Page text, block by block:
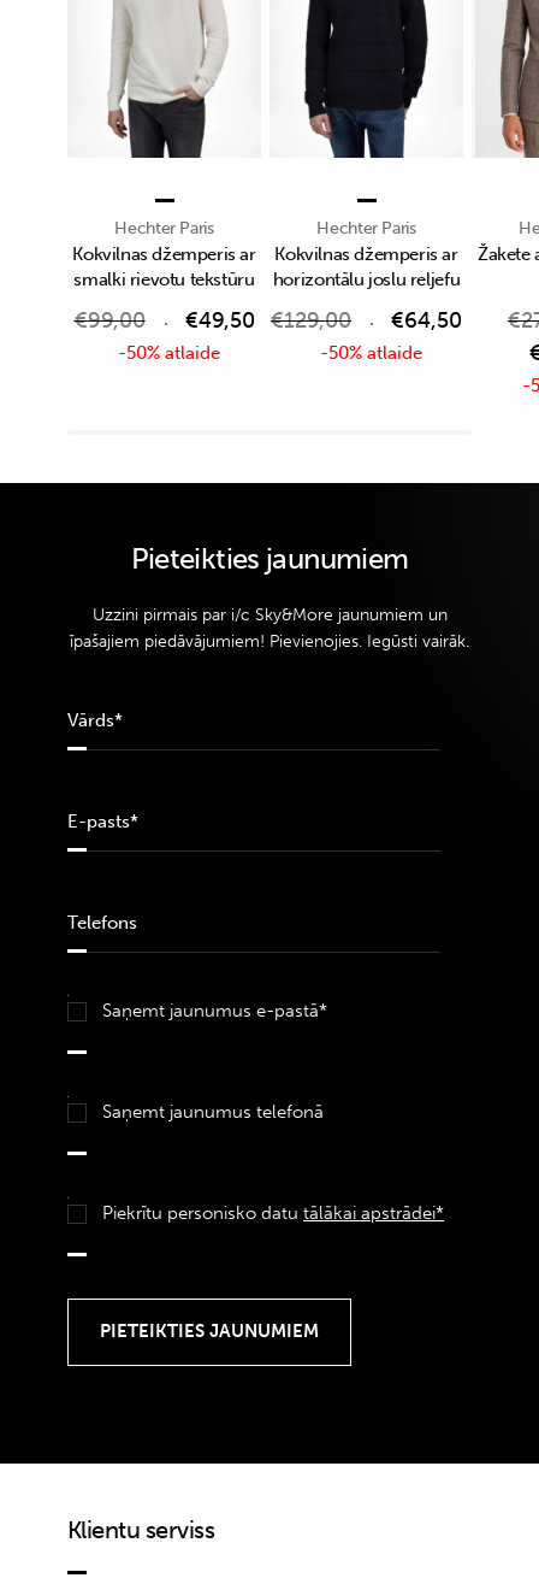
Hechter Paris
Kokvilnas džemperis ar
smalki rievotu tekstūru
€99,00 €49,50
-50% atlaide
Hechter Paris
Kokvilnas džemperis ar
horizontālu joslu reljefu
€129,00 €64,50
-50% atlaide
Žakete
€
-
Pieteikties jaunumiem
Uzzini pirmais par i/c Sky&More jaunumiem un
īpašajiem piedāvājumiem! Pievienojies. Iegūsti vairāk.
Saņemt jaunumus e-pastā*
Saņemt jaunumus telefonā
Piekrītu personisko datu tālākai apstrādei*
Klientu serviss